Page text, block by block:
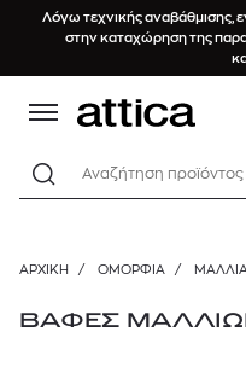
Λόγω τεχνικής αναβάθμισης,
στην καταχώρηση της
Αναζήτηση προϊόντος
ΑΡΧΙΚΉ / ΟΜΟΡΦΙΑ / ΜΑΛΛΙΑ
ΒΑΦΕΣ
ΤΑΞΙΝΟΜΗΣΗ
Προτεινόμενα
Φθίνουσα τιμή